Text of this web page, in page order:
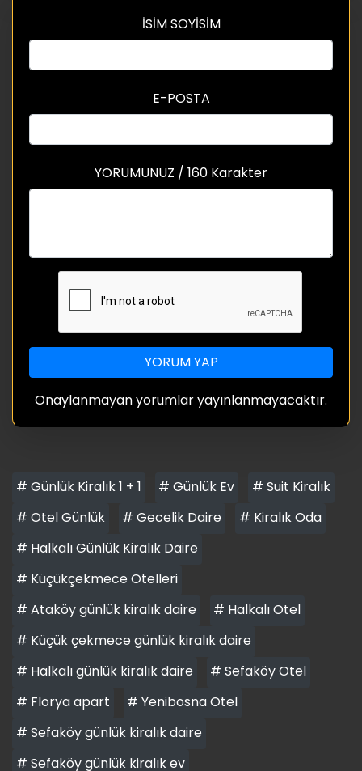
İSİM SOYİSİM
E-POSTA
YORUMUNUZ / 160 Karakter
YORUM YAP
Onaylanmayan yorumlar yayınlanmayacaktır.
# Günlük Kiralık 1 + 1 # Günlük Ev
# Suit Kiralık
# Otel Günlük
# Gecelik Daire
# Kiralık Oda
# Halkalı Günlük Kiralık Daire
# Küçükçekmece Otelleri
# Ataköy günlük kiralık daire
# Halkalı Otel
# Küçük çekmece günlük kiralık daire
# Halkalı günlük kiralık daire
# Sefaköy Otel
# Florya apart
# Yenibosna Otel
# Sefaköy günlük kiralık daire
# Sefaköy günlük kiralık ev